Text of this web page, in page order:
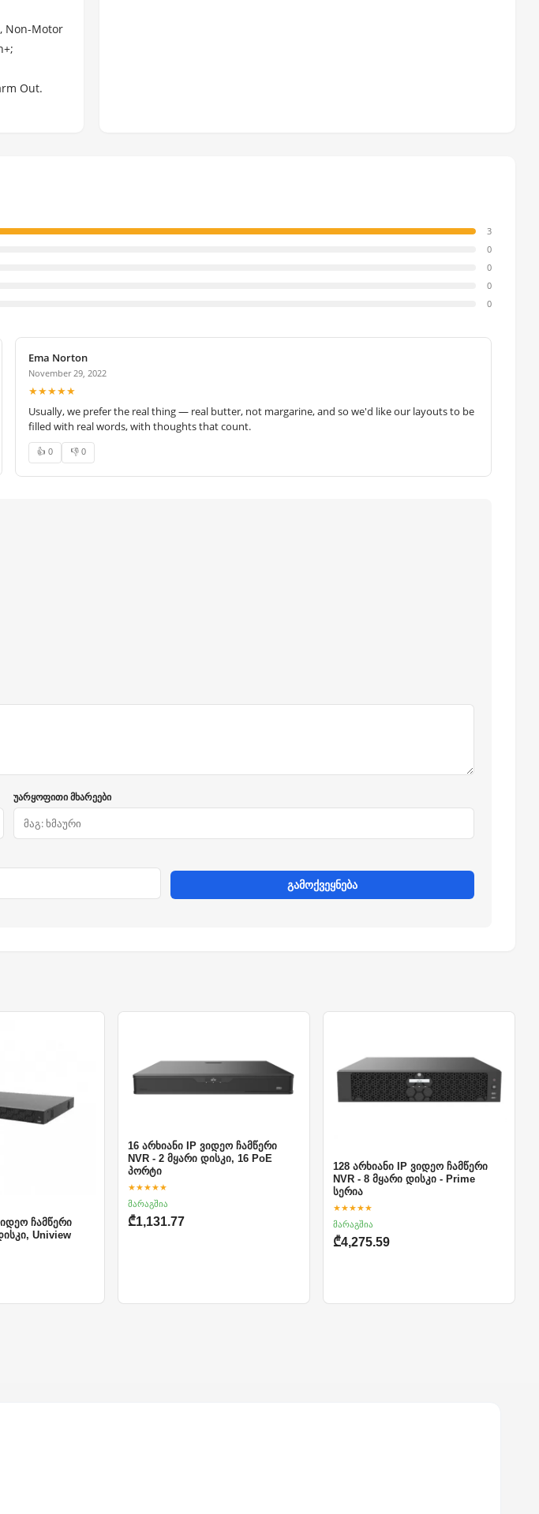
Non-Motor
Out.
3
0
0
0
0
Ema Norton
November 29, 2022
★★★★★
Usually, we prefer the real thing — real butter, not margarine, and so we'd like our layouts to be
filled with real words, with thoughts that count.
👍 0 👎 0
უარყოფითი მხარეები
გამოქვეყნება
ჩამწერი
Uniview
16 არხიანი IP ვიდეო ჩამწერი
NVR - 2 მყარი დისკი, 16 PoE
პორტი
★★★★★
მარაგშია
₾1,131.77
128 არხიანი IP ვიდეო ჩამწერი
NVR - 8 მყარი დისკი - Prime
სერია
★★★★★
მარაგშია
₾4,275.59